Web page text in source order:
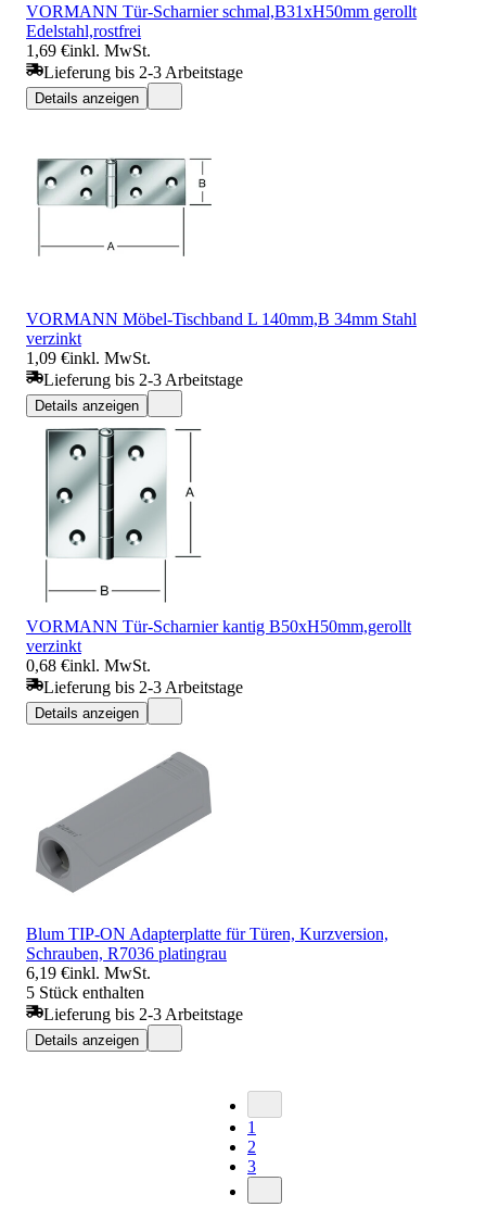
VORMANN Tür-Scharnier schmal,B31xH50mm gerollt
Edelstahl,rostfrei
1,69 €inkl. MwSt.
Lieferung bis 2-3 Arbeitstage
Details anzeigen
VORMANN Möbel-Tischband L 140mm,B 34mm Stahl
verzinkt
1,09 €inkl. MwSt.
Lieferung bis 2-3 Arbeitstage
Details anzeigen
VORMANN Tür-Scharnier kantig B50xH50mm,gerollt
verzinkt
0,68 €inkl. MwSt.
Lieferung bis 2-3 Arbeitstage
Details anzeigen
Blum TIP-ON Adapterplatte für Türen, Kurzversion,
Schrauben, R7036 platingrau
6,19 €inkl. MwSt.
5 Stück enthalten
Lieferung bis 2-3 Arbeitstage
Details anzeigen
1
2
3